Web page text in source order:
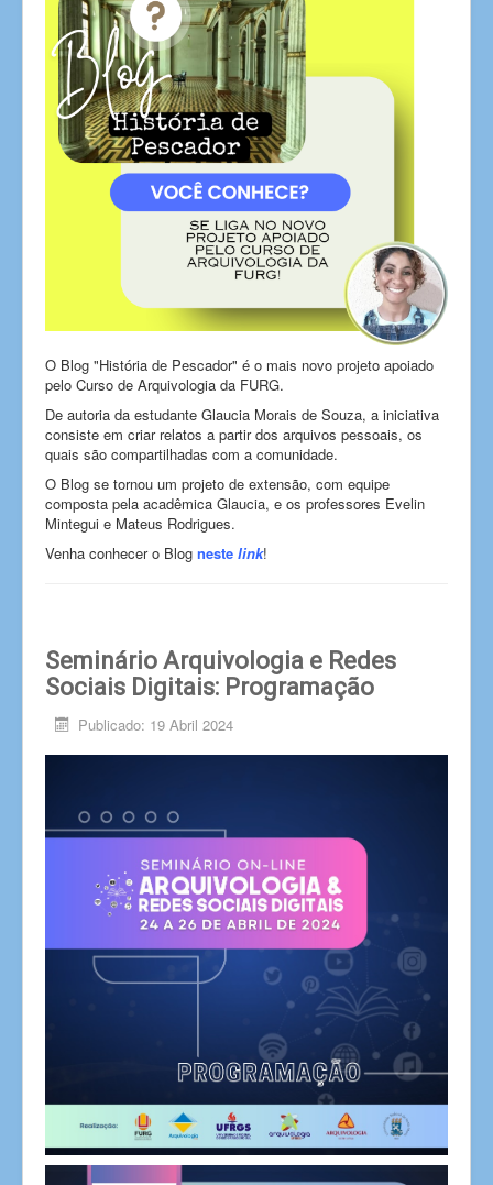
O Blog "História de Pescador" é o mais novo projeto apoiado
pelo Curso de Arquivologia da FURG.
De autoria da estudante Glaucia Morais de Souza, a iniciativa
consiste em criar relatos a partir dos arquivos pessoais, os
quais são compartilhadas com a comunidade.
O Blog se tornou um projeto de extensão, com equipe
composta pela acadêmica Glaucia, e os professores Evelin
Mintegui e Mateus Rodrigues.
Venha conhecer o Blog neste link!
Seminário Arquivologia e Redes
Sociais Digitais: Programação
Publicado: 19 Abril 2024